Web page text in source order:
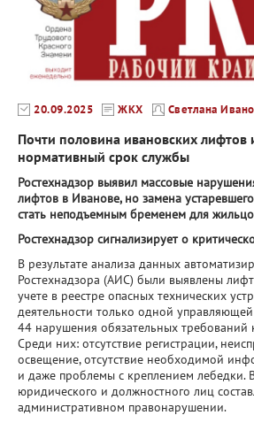
20.09.2025 ЖКХ Светлана
Почти половина ивановских лифтов
нормативный срок службы
Ростехнадзор выявил массовые
лифтов в Иванове, но замена
стать неподъемным бременем для
Ростехнадзор сигнализирует о
В результате анализа данных
Ростехнадзора (АИС) были выявлены
учете в реестре опасных технических
деятельности только одной
44 нарушения обязательных требований
Среди них: отсутствие регистрации,
освещение, отсутствие необходимой
и даже проблемы с креплением лебедки.
юридического и должностного лиц
административном правонарушении.